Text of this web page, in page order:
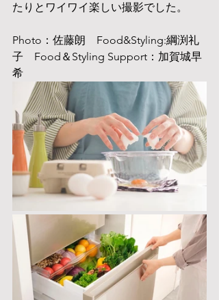
たりとワイワイ楽しい撮影でした。
Photo：佐藤朗　Food&Styling:綱渕礼
子　Food＆Styling Support：加賀城早
希